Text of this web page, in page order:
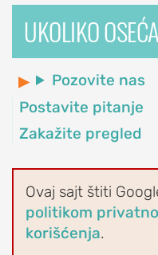
Subakromijalna
dekompresija
POVREDE
I
OBOLJENJA
LAKTA
Prelom
lakta
Prelom
UKOLIKO
Pozovite nas
Postavite pitanje
Zakažite pregled
Ovaj sajt štiti
politikom
korišćenja.